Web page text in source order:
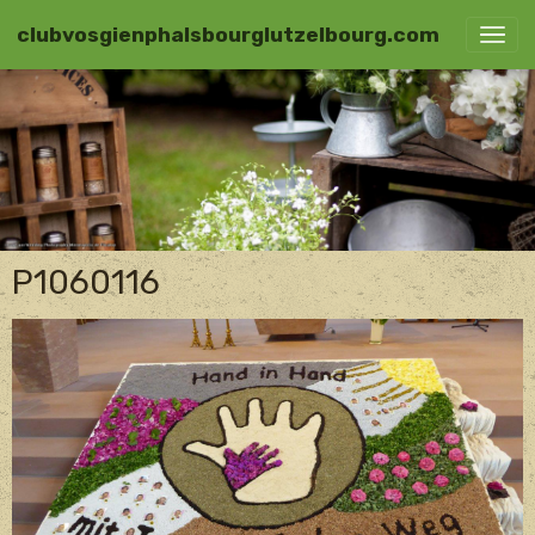
clubvosgienphalsbourglutzelbourg.com
P1060116